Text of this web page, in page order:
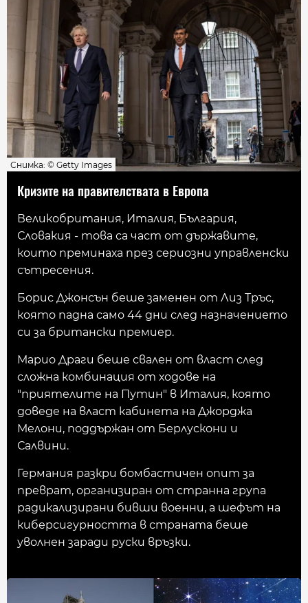
Снимка: © Getty Images
Кризите на правителствата в Европа
Великобритания, Италия, България,
Словакия - това са част от държавите,
които преминаха през сериозни управленски
сътресения.
Борис Джонсън беше заменен от Лиз Тръс,
която падна само 44 дни след назначението
си за британски премиер.
Марио Драги беше свален от власт след
сложна комбинация от ходове на
"приятелите на Путин" в Италия, която
доведе на власт кабинета на Джорджа
Мелони, поддържан от Берлускони и
Салвини.
Германия разкри бомбастичен опит за
преврат, организиран от странна група
радикализирани бивши военни, a шефът на
киберсигурността в страната беше
уволнен заради руски връзки.